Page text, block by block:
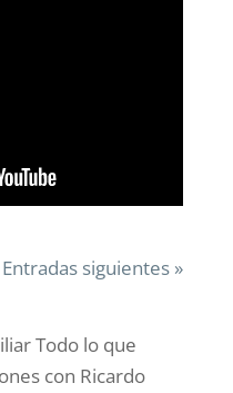
Entradas siguientes »
Todo lo que
con Ricardo